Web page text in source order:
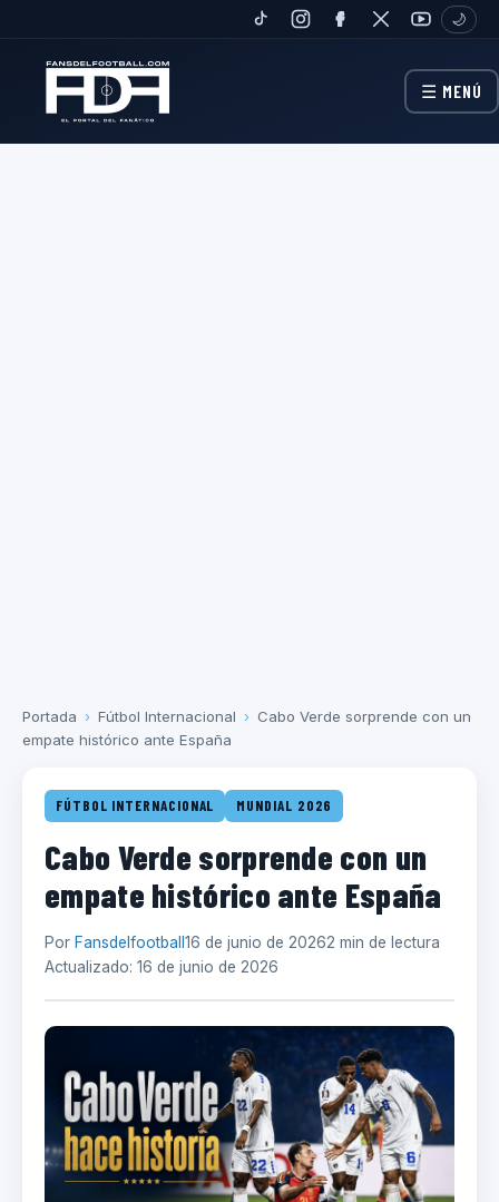
TIKTOKINSTAGRAMFANPAGETWITTERYOUTUBE
🌙
☰ MENÚ
Portada › Fútbol Internacional › Cabo Verde sorprende con un
empate histórico ante España
FÚTBOL INTERNACIONAL MUNDIAL 2026
Cabo Verde sorprende con un
empate histórico ante España
Por Fansdelfootball 16 de junio de 20262 min de lectura
Actualizado: 16 de junio de 2026